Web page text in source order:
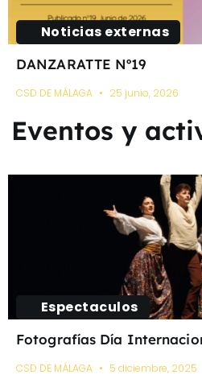
Noticias externas
DANZARATTE Nº19
CSD DE MÁLAGA 25 junio, 2026
Eventos y
Espectaculos
Fotografías Día
CSD DE MÁLAGA 5 diciembre, 2025